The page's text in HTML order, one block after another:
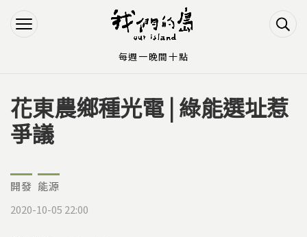
Jump to Navigation
Jump to Main content
您在這裡
花東農鄉種光電 | 綠能選址惹
爭議
開發 能源
2020-10-05 22:00
每週一晚間十點